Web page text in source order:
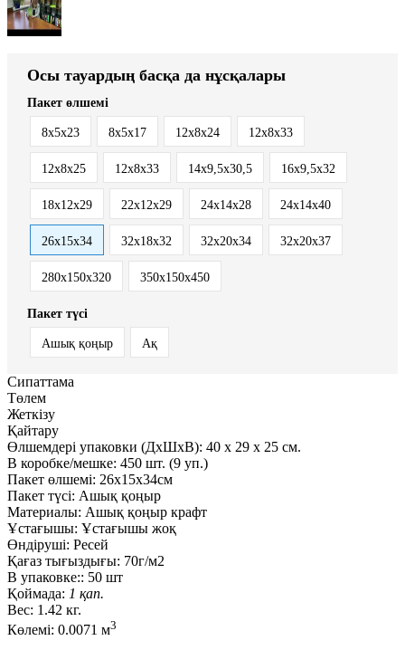
Осы тауардың басқа да нұсқалары
Пакет өлшемі
8x5x23 8х5х17 12x8x24 12x8x33
12х8х25 12х8х33 14x9,5x30,5 16x9,5x32
18х12х29 22х12х29 24х14х28 24х14х40
26х15х34 32x18x32 32х20х34 32х20х37
280x150x320 350x150x450
Пакет түсі
Ашық қоңыр Ақ
Сипаттама
Төлем
Жеткізу
Қайтару
Өлшемдері упаковки (ДxШxВ): 40 x 29 x 25 см.
В коробке/мешке: 450 шт. (9 уп.)
Пакет өлшемі: 26х15х34см
Пакет түсі: Ашық қоңыр
Материалы: Ашық қоңыр крафт
Ұстағышы: Ұстағышы жоқ
Өндіруші: Ресей
Қағаз тығыздығы: 70г/м2
В упаковке:: 50 шт
Қоймада: 1 қап.
Вес: 1.42 кг.
Көлемі: 0.0071 м3